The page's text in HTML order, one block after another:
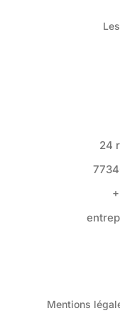
24
Mentions